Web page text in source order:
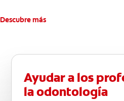
Descubre más
Ayudar a los
la odontología